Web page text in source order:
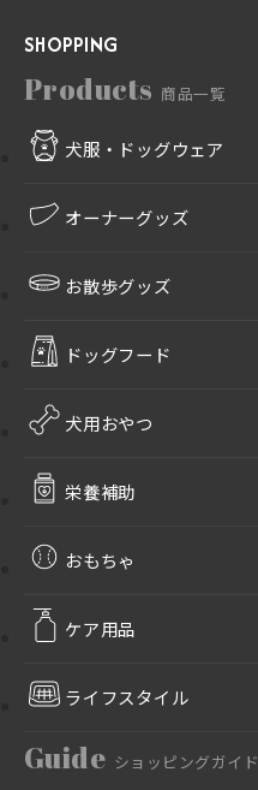
SHOPPING
Products 商品一覧
犬服・ドッグウェア
オーナーグッズ
お散歩グッズ
ドッグフード
犬用おやつ
栄養補助
おもちゃ
ケア用品
ライフスタイル
Guide ショッピングガイド